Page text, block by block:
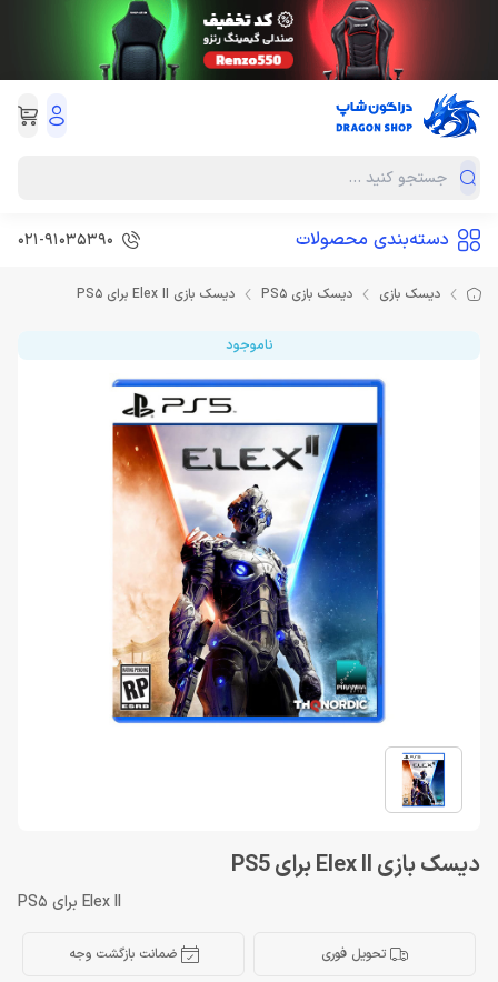
دسته‌بندی محصولات 021-91035390
دیسک بازی دیسک بازی PS5 دیسک بازی Elex II برای PS5
ناموجود
دیسک بازی Elex II برای PS5
Elex II برای PS5
تحویل فوری ضمانت بازگشت وجه